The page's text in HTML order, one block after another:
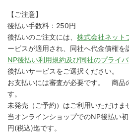
【ご注意】
後払い手数料：250円
後払いのご注文には、 株式会社ネット
ービスが適用され、同社へ代金債権を
NP後払い利用規約及び同社のプライ
後払いサービスをご選択ください。
お支払いには審査が必要です。 商品
す。
未発売（ご予約）はご利用いただけま
当オンラインショップでのNP後払い
円(税込)迄です。